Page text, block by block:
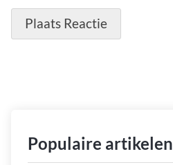
Populaire artikelen